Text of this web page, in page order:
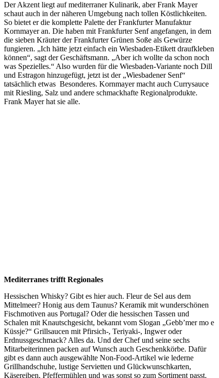
Der Akzent liegt auf mediterraner Kulinarik, aber Frank Mayer
schaut auch in der näheren Umgebung nach tollen Köstlichkeiten.
So bietet er die komplette Palette der Frankfurter Manufaktur
Kornmayer an. Die haben mit Frankfurter Senf angefangen, in dem
die sieben Kräuter der Frankfurter Grünen Soße als Gewürze
fungieren. „Ich hätte jetzt einfach ein Wiesbaden-Etikett draufkleben
können“, sagt der Geschäftsmann. „Aber ich wollte da schon noch
was Spezielles.“ Also wurden für die Wiesbaden-Variante noch Dill
und Estragon hinzugefügt, jetzt ist der „Wiesbadener Senf“
tatsächlich etwas Besonderes. Kornmayer macht auch Currysauce
mit Riesling, Salz und andere schmackhafte Regionalprodukte.
Frank Mayer hat sie alle.
Mediterranes trifft Regionales
Hessischen Whisky? Gibt es hier auch. Fleur de Sel aus dem
Mittelmeer? Honig aus dem Taunus? Keramik mit wunderschönen
Fischmotiven aus Portugal? Oder die hessischen Tassen und
Schalen mit Knautschgesicht, bekannt vom Slogan „Gebb’mer mo e
Küssje?“ Grillsaucen mit Pfirsich-, Teriyaki-, Ingwer oder
Erdnussgeschmack? Alles da. Und der Chef und seine sechs
Mitarbeiterinnen packen auf Wunsch auch Geschenkkörbe. Dafür
gibt es dann auch ausgewählte Non-Food-Artikel wie lederne
Grillhandschuhe, lustige Servietten und Glückwunschkarten,
Käsereiben, Pfeffermühlen und was sonst so zum Sortiment passt.